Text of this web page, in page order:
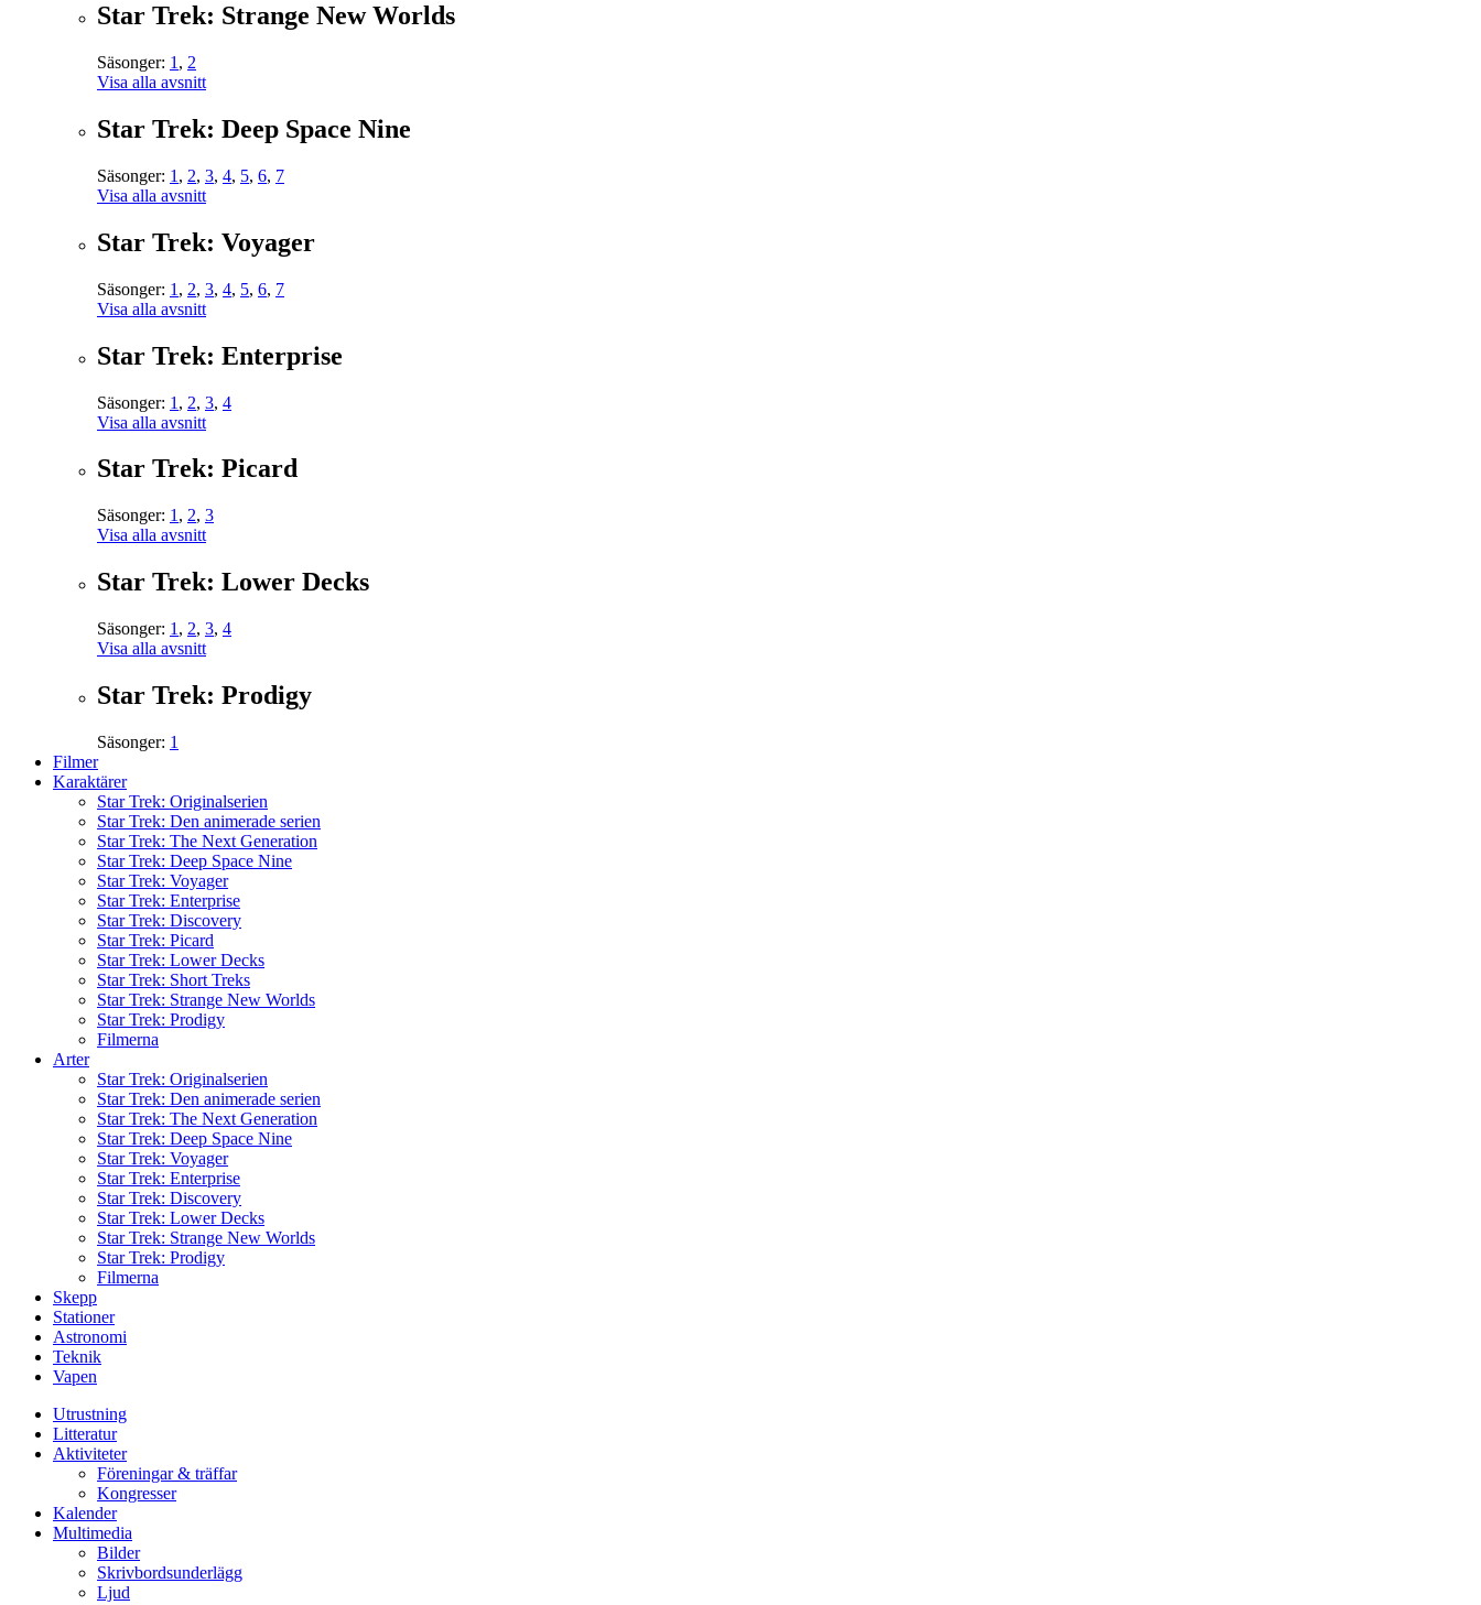
Star Trek: Strange New Worlds
Säsonger: 1 , 2
Visa alla avsnitt
Star Trek: Deep Space Nine
Säsonger: 1 , 2, 3, 4, 5, 6, 7
Visa alla avsnitt
Star Trek: Voyager
Säsonger: 1 , 2, 3, 4, 5, 6, 7
Visa alla avsnitt
Star Trek: Enterprise
Säsonger: 1 , 2, 3, 4
Visa alla avsnitt
Star Trek: Picard
Säsonger: 1 , 2, 3
Visa alla avsnitt
Star Trek: Lower Decks
Säsonger: 1 , 2, 3, 4
Visa alla avsnitt
Star Trek: Prodigy
Säsonger: 1
Filmer
Karaktärer
Star Trek: Originalserien
Star Trek: Den animerade serien
Star Trek: The Next Generation
Star Trek: Deep Space Nine
Star Trek: Voyager
Star Trek: Enterprise
Star Trek: Discovery
Star Trek: Picard
Star Trek: Lower Decks
Star Trek: Short Treks
Star Trek: Strange New Worlds
Star Trek: Prodigy
Filmerna
Arter
Star Trek: Originalserien
Star Trek: Den animerade serien
Star Trek: The Next Generation
Star Trek: Deep Space Nine
Star Trek: Voyager
Star Trek: Enterprise
Star Trek: Discovery
Star Trek: Lower Decks
Star Trek: Strange New Worlds
Star Trek: Prodigy
Filmerna
Skepp
Stationer
Astronomi
Teknik
Vapen
Utrustning
Litteratur
Aktiviteter
Föreningar & träffar
Kongresser
Kalender
Multimedia
Bilder
Skrivbordsunderlägg
Ljud